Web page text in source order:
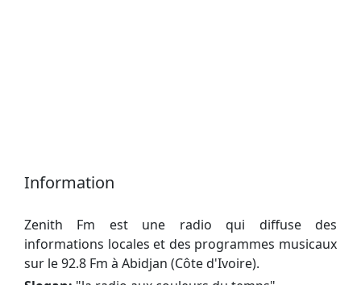
Information
Zenith Fm est une radio qui diffuse des
informations locales et des programmes musicaux
sur le 92.8 Fm à Abidjan (Côte d'Ivoire).